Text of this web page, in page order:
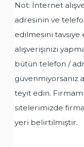
Not: İnternet
adresinin ve
edilmesini tavsiye
alışverişinizi
bütün telefon /
güvenmiyorsanız
teyit edin.
sitelerimizde
yeri belirtilmiştir.